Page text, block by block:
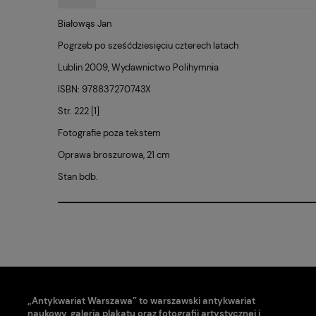
Białowąs Jan
Pogrzeb po sześćdziesięciu czterech latach
Lublin 2009, Wydawnictwo Polihymnia
ISBN: 978837270743X
Str. 222 [1]
Fotografie poza tekstem
Oprawa broszurowa, 21 cm
Stan bdb.
„Antykwariat Warszawa” to warszawski antykwariat
naukowy, galeria plakatu oraz fotografii artystycznej i